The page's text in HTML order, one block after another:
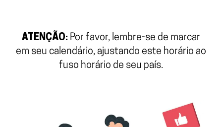
ATENÇÃO: Por favor, lembre-se de marcar
em seu calendário, ajustando este horário ao
fuso horário de seu país.